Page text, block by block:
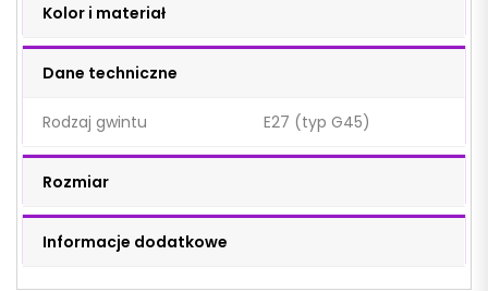
Kolor i materiał
Dane techniczne
Rodzaj gwintu E27 (typ G45)
Rozmiar
Informacje dodatkowe